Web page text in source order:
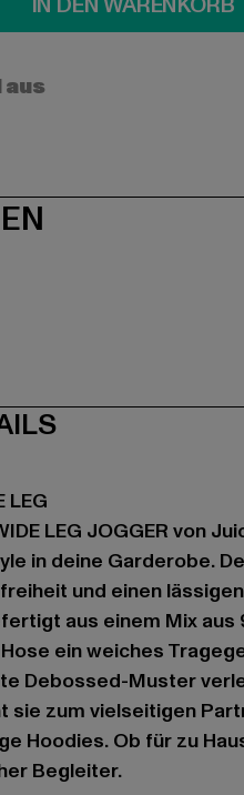
LEG
LEG JOGGER von
in deine Garderobe.
und einen
aus einem Mix aus
ein weiches
Debossed-Muster
sie zum vielseitigen
Hoodies. Ob für zu
Begleiter.